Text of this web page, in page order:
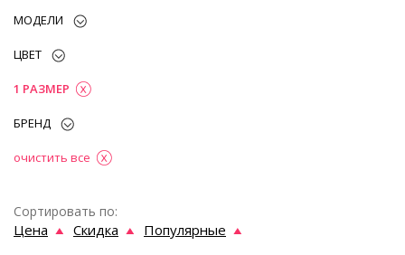
МОДЕЛИ
ЦВЕТ
1 РАЗМЕР
БРЕНД
очистить все
Сортировать по:
Цена Скидка Популярные